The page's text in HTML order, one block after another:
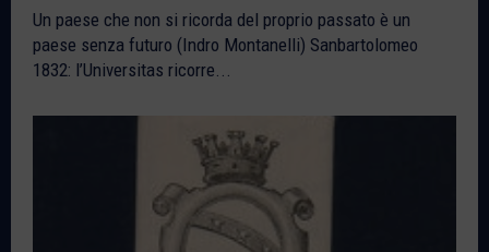
Un paese che non si ricorda del proprio passato è un
paese senza futuro (Indro Montanelli) Sanbartolomeo
1832: l’Universitas ricorre...